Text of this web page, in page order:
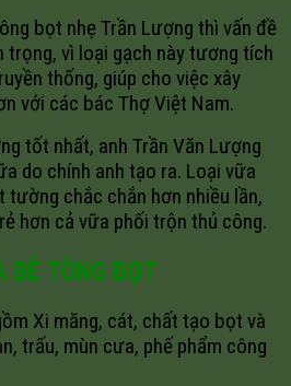
bọt nhẹ Trần Lượng thì vấn đề
trọng, vì loại gạch này tương tích
thống, giúp cho việc xây
với các bác Thợ Việt Nam.
tốt nhất, anh Trần Văn Lượng
do chính anh tạo ra. Loại vữa
tường chắc chắn hơn nhiều lần,
hơn cả vữa phối trộn thủ công.
BÊ TÔNG BỌT
Xi măng, cát, chất tạo bọt và
trấu, mùn cưa, phế phẩm công